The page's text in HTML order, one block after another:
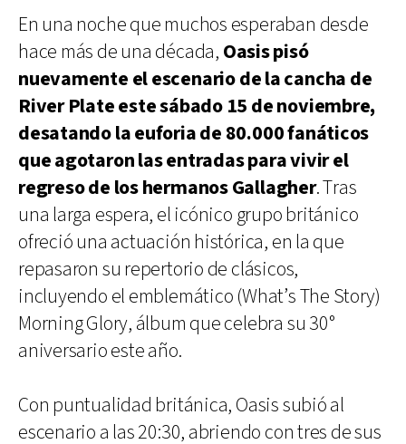
En una noche que muchos esperaban desde
hace más de una década, Oasis pisó
nuevamente el escenario de la cancha de
River Plate este sábado 15 de noviembre,
desatando la euforia de 80.000 fanáticos
que agotaron las entradas para vivir el
regreso de los hermanos Gallagher. Tras
una larga espera, el icónico grupo británico
ofreció una actuación histórica, en la que
repasaron su repertorio de clásicos,
incluyendo el emblemático (What’s The Story)
Morning Glory, álbum que celebra su 30°
aniversario este año.
Con puntualidad británica, Oasis subió al
escenario a las 20:30, abriendo con tres de sus